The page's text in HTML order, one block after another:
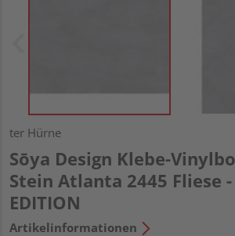
ter Hürne
Sōya Design Klebe-
Stein Atlanta 2445 Fliese -
EDITION
Artikelinformationen